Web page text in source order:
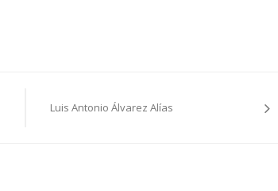
Luis Antonio Álvarez Alías